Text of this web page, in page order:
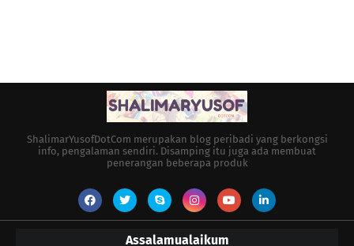
ShalimarYusofDotCom merupakan blog peribadi yang berkongsi
info, pengalaman sendiri. Disamping itu juga ada membuat
penerangan beberapa produk
Assalamualaikum